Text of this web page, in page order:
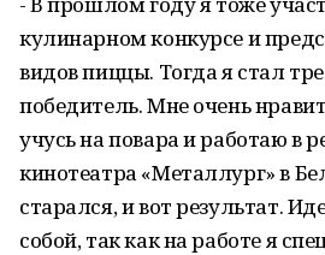
кулинарном конкурсе и
видов пиццы. Тогда я стал
победитель. Мне очень
учусь на повара и работаю в
кинотеатра «Металлург» в
старался, и вот результат.
собой, так как на работе я